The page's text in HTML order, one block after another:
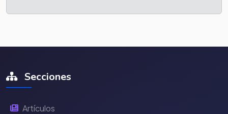
Secciones
Artículos